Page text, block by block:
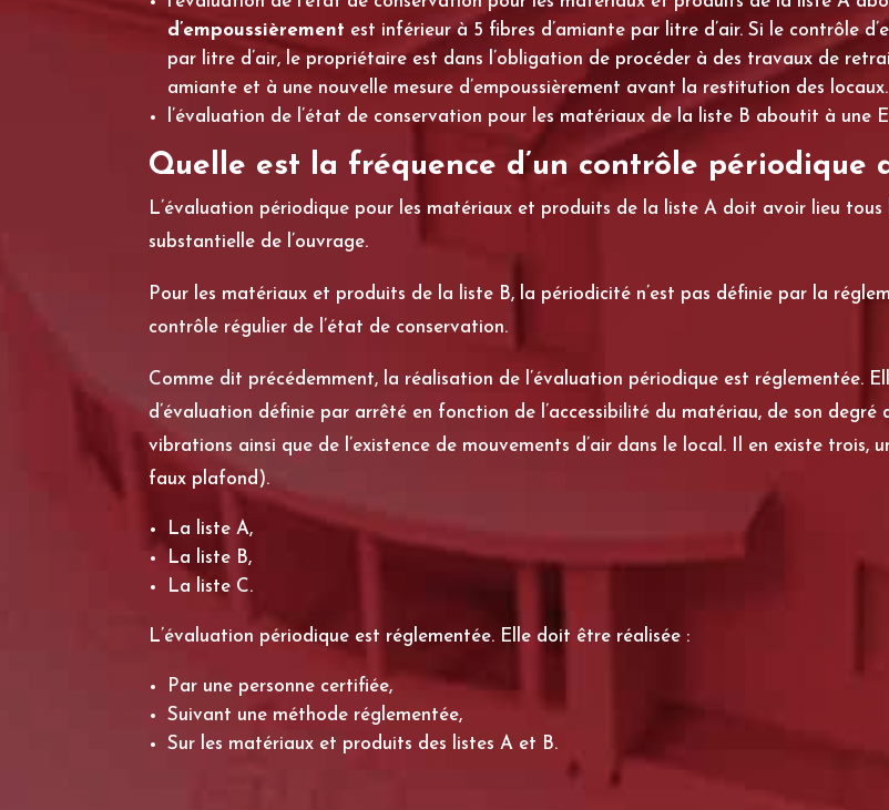
d’empoussièrement est inférieur à 5 fibres d’amiante par litre d’air. Si le contrôle
par litre d’air, le propriétaire est dans l’obligation de procéder à des travaux de
amiante et à une nouvelle mesure d’empoussièrement avant la restitution des locaux.
l’évaluation de l’état de conservation pour les matériaux de la liste B aboutit à une
Quelle est la fréquence d’un contrôle périodique
L’évaluation périodique pour les matériaux et produits de la liste A doit avoir lieu
substantielle de l’ouvrage.
Pour les matériaux et produits de la liste B, la périodicité n’est pas définie par la
contrôle régulier de l’état de conservation.
Comme dit précédemment, la réalisation de l’évaluation périodique est réglementée.
d’évaluation définie par arrêté en fonction de l’accessibilité du matériau, de son
vibrations ainsi que de l’existence de mouvements d’air dans le local. Il en existe
faux plafond).
La liste A,
La liste B,
La liste C.
L’évaluation périodique est réglementée. Elle doit être réalisée :
Par une personne certifiée,
Suivant une méthode réglementée,
Sur les matériaux et produits des listes A et B.